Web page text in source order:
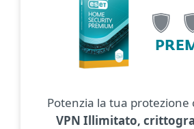
Potenzia la tua protezione
VPN Illimitato,